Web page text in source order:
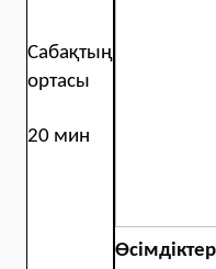
Сабақтың
ортасы
20 мин